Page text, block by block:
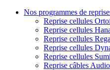
Nos programmes de
Reprise cellules
Reprise cellules
Reprise cellules Rega
Reprise cellules
Reprise cellules
Reprise câbles